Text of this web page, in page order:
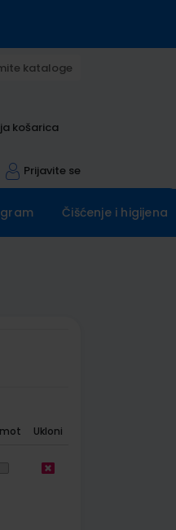
kataloge
košarica
Prijavite se
Čišćenje i higijena
Ukloni